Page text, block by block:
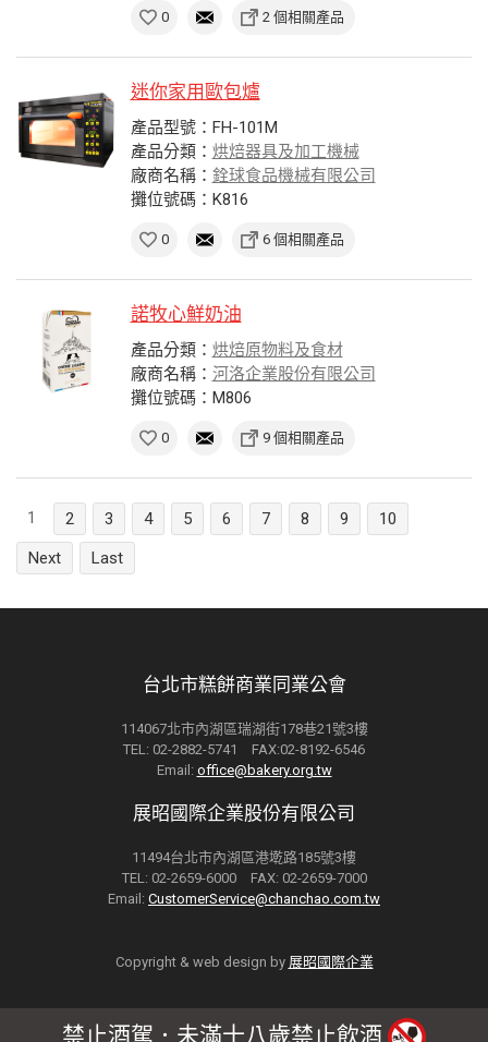
0 2 個相關產品
迷你家用歐包爐
產品型號：FH-101M
產品分類： 烘焙器具及加工機械
廠商名稱： 銓球食品機械有限公司
攤位號碼：K816
0 6 個相關產品
諾牧心鮮奶油
產品分類： 烘焙原物料及食材
廠商名稱： 河洛企業股份有限公司
攤位號碼：M806
0 9 個相關產品
1 2 3 4 5 6 7 8 9
10
Next
Last
台北市糕餅商業同業公會
114067北市內湖區瑞湖街178巷21號3樓
TEL: 02-2882-5741 FAX:02-8192-6546
Email: office@bakery.org.tw
展昭國際企業股份有限公司
11494台北市內湖區港墘路185號3樓
TEL: 02-2659-6000 FAX: 02-2659-7000
Email: CustomerService@chanchao.com.tw
Copyright & web design by 展昭國際企業
禁止酒駕．未滿十八歲禁止飲酒